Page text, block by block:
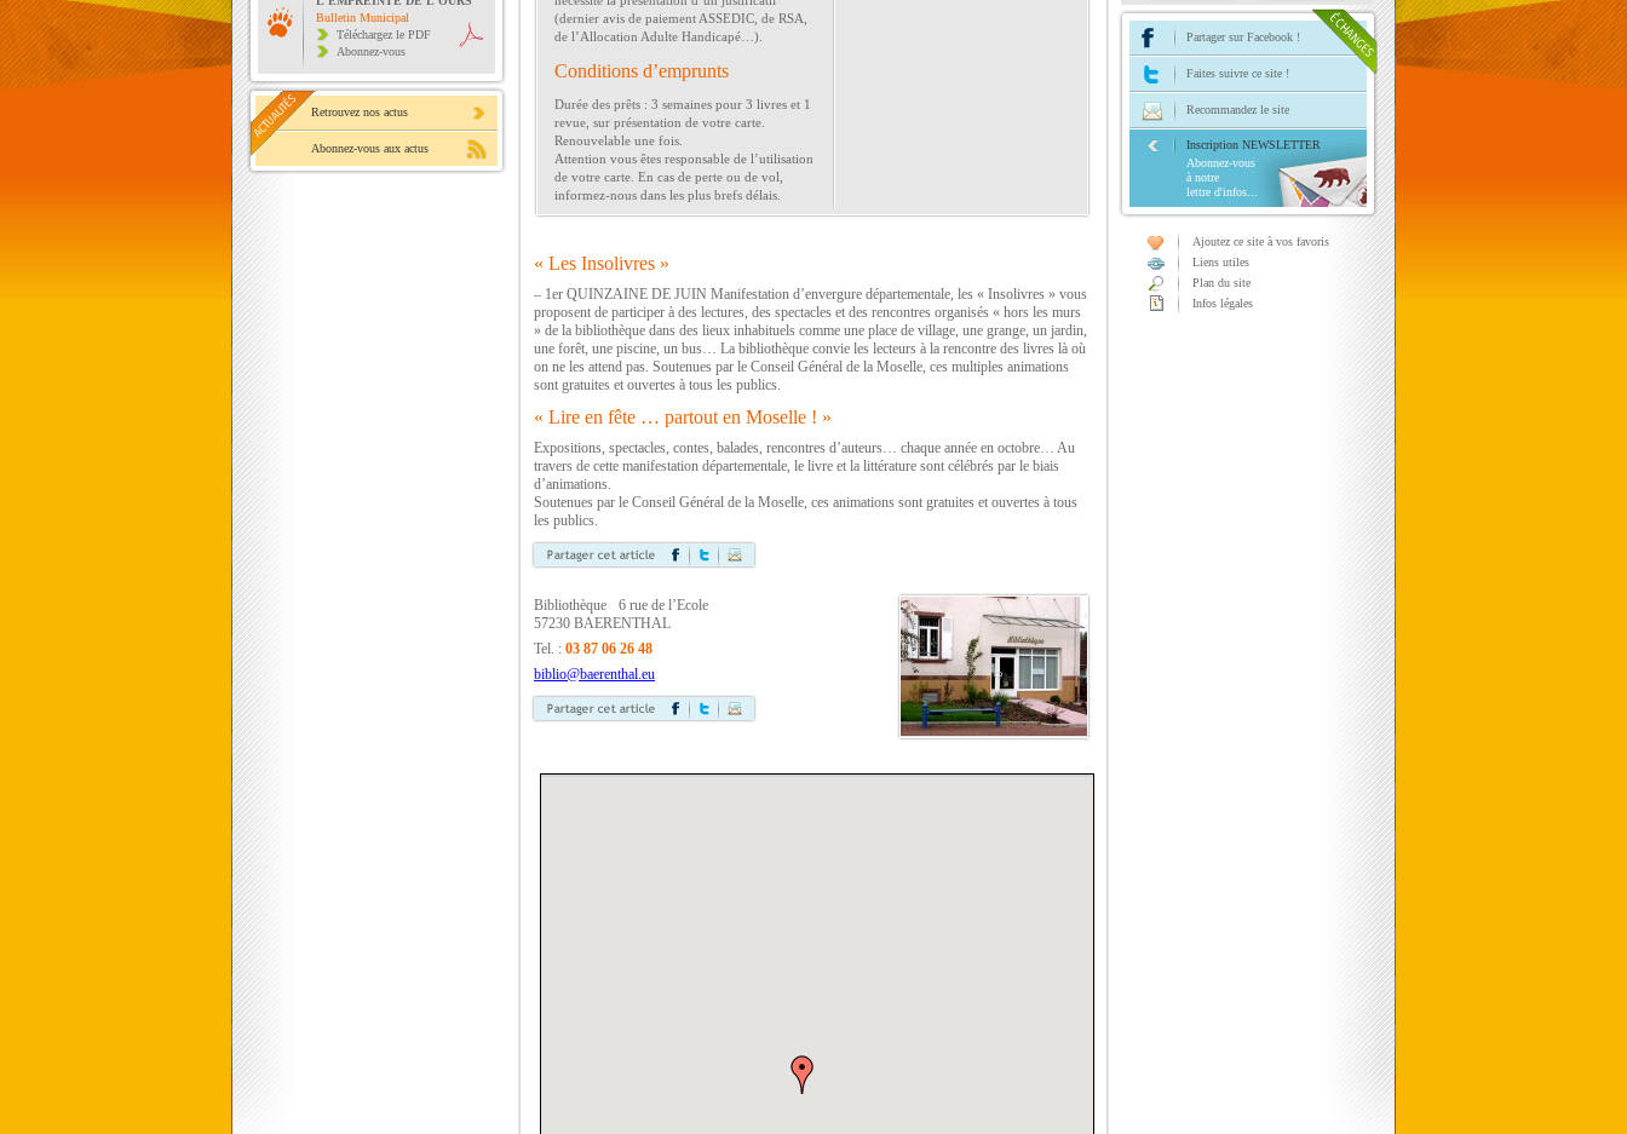
Bulletin Municipal
Téléchargez le PDF
Abonnez-vous
Retrouvez nos actus
Abonnez-vous aux actus
(dernier avis de paiement ASSEDIC, de RSA,
de l’Allocation Adulte Handicapé…).
Conditions d’emprunts
Durée des prêts : 3 semaines pour 3 livres et 1
revue, sur présentation de votre carte.
Renouvelable une fois.
Attention vous êtes responsable de l’utilisation
de votre carte. En cas de perte ou de vol,
informez-nous dans les plus brefs délais.
« Les Insolivres »
– 1er QUINZAINE DE JUIN Manifestation d’envergure départementale, les « Insolivres » vous
proposent de participer à des lectures, des spectacles et des rencontres organisés « hors les murs
» de la bibliothèque dans des lieux inhabituels comme une place de village, une grange, un jardin,
une forêt, une piscine, un bus… La bibliothèque convie les lecteurs à la rencontre des livres là où
on ne les attend pas. Soutenues par le Conseil Général de la Moselle, ces multiples animations
sont gratuites et ouvertes à tous les publics.
« Lire en fête … partout en Moselle ! »
Expositions, spectacles, contes, balades, rencontres d’auteurs… chaque année en octobre… Au
travers de cette manifestation départementale, le livre et la littérature sont célébrés par le biais
d’animations.
Soutenues par le Conseil Général de la Moselle, ces animations sont gratuites et ouvertes à tous
les publics.
Bibliothèque 6 rue de l’Ecole
57230 BAERENTHAL
Tel. : 03 87 06 26 48
biblio@baerenthal.eu
Partager sur Facebook !
Faites suivre ce site !
Recommandez le site
Inscription NEWSLETTER
Abonnez-vous
à notre
lettre d'infos...
Ajoutez ce site à vos favoris
Liens utiles
Plan du site
Infos légales